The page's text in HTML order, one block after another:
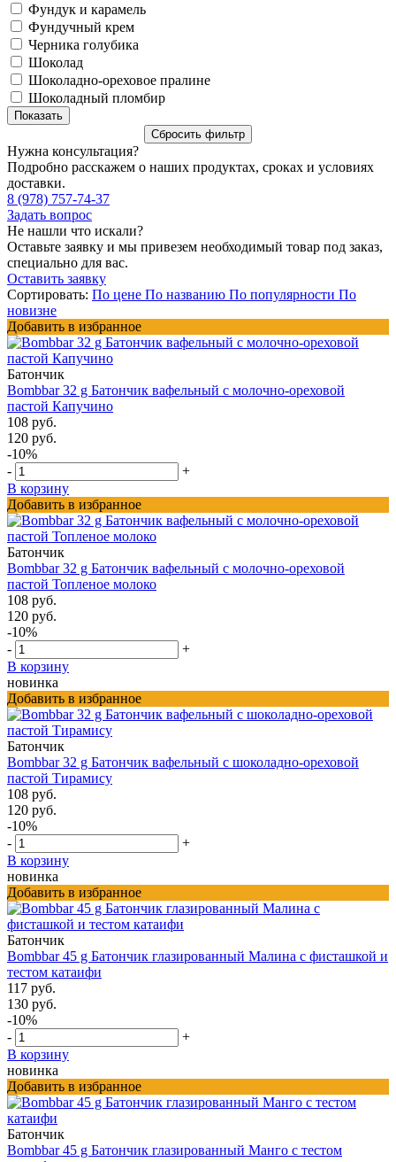
Фундук и карамель
Фундучный крем
Черника голубика
Шоколад
Шоколадно-ореховое пралине
Шоколадный пломбир
Нужна консультация?
Подробно расскажем о наших продуктах, сроках и условиях
доставки.
8 (978) 757-74-37
Задать вопрос
Не нашли что искали?
Оставьте заявку и мы привезем необходимый товар под заказ,
специально для вас.
Оставить заявку
Сортировать: По цене По названию По популярности По
новизне
Добавить в избранное
Батончик
Bombbar 32 g Батончик вафельный с молочно-ореховой
пастой Капучино
108 руб.
120 руб.
-10%
-
+
В корзину
Добавить в избранное
Батончик
Bombbar 32 g Батончик вафельный с молочно-ореховой
пастой Топленое молоко
108 руб.
120 руб.
-10%
-
+
В корзину
новинка
Добавить в избранное
Батончик
Bombbar 32 g Батончик вафельный с шоколадно-ореховой
пастой Тирамису
108 руб.
120 руб.
-10%
-
+
В корзину
новинка
Добавить в избранное
Батончик
Bombbar 45 g Батончик глазированный Малина с фисташкой и
тестом катаифи
117 руб.
130 руб.
-10%
-
+
В корзину
новинка
Добавить в избранное
Батончик
Bombbar 45 g Батончик глазированный Манго с тестом